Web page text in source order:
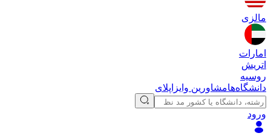
مالزی
امارات
اتریش
روسیه
دانشگاه‌هامشاورین وایزاپلای
ورود